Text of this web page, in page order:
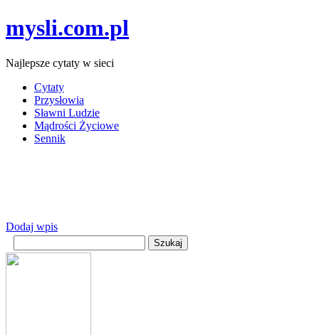
mysli.com.pl
Najlepsze cytaty w sieci
Cytaty
Przysłowia
Sławni Ludzie
Mądrości Życiowe
Sennik
Dodaj wpis